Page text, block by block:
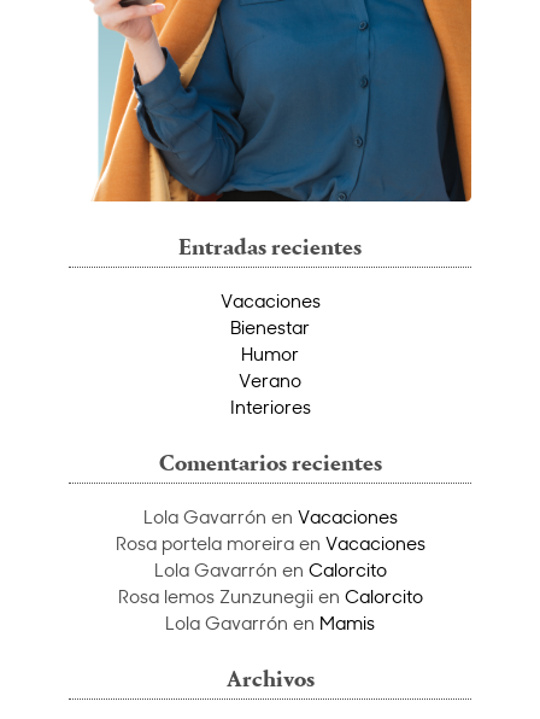
Entradas recientes
Vacaciones
Bienestar
Humor
Verano
Interiores
Comentarios recientes
Lola Gavarrón en Vacaciones
Rosa portela moreiraen Vacaciones
Lola Gavarrón en Calorcito
Rosa lemos Zunzunegiien Calorcito
Lola Gavarrón en Mamis
Archivos